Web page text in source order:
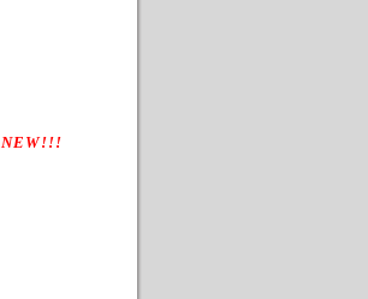
NEW!!!